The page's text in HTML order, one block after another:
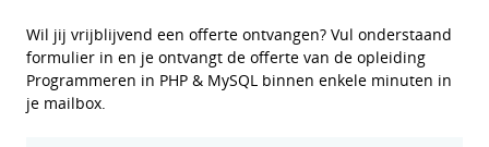
Wil jij vrijblijvend een offerte ontvangen? Vul onderstaand
formulier in en je ontvangt de offerte van de opleiding
Programmeren in PHP & MySQL binnen enkele minuten in
je mailbox.